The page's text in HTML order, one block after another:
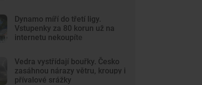
Dynamo míří do třetí ligy.
Vstupenky za 80 korun už na
internetu nekoupíte
Vedra vystřídají bouřky. Česko
zasáhnou nárazy větru, kroupy i
přívalové srážky